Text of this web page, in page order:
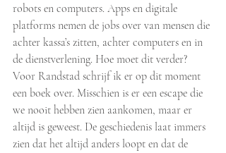
robots en computers. Apps en digitale
platforms nemen de jobs over van mensen die
achter kassa’s zitten, achter computers en in
de dienstverlening. Hoe moet dit verder?
Voor Randstad schrijf ik er op dit moment
een boek over. Misschien is er een escape die
we nooit hebben zien aankomen, maar er
altijd is geweest. De geschiedenis laat immers
zien dat het altijd anders loopt en dat de